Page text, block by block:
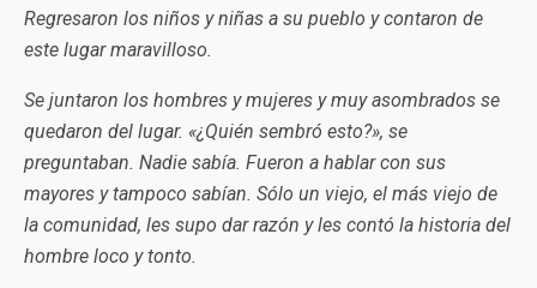
Regresaron los niños y niñas a su pueblo y contaron de
este lugar maravilloso.
Se juntaron los hombres y mujeres y muy asombrados se
quedaron del lugar. «¿Quién sembró esto?», se
preguntaban. Nadie sabía. Fueron a hablar con sus
mayores y tampoco sabían. Sólo un viejo, el más viejo de
la comunidad, les supo dar razón y les contó la historia del
hombre loco y tonto.